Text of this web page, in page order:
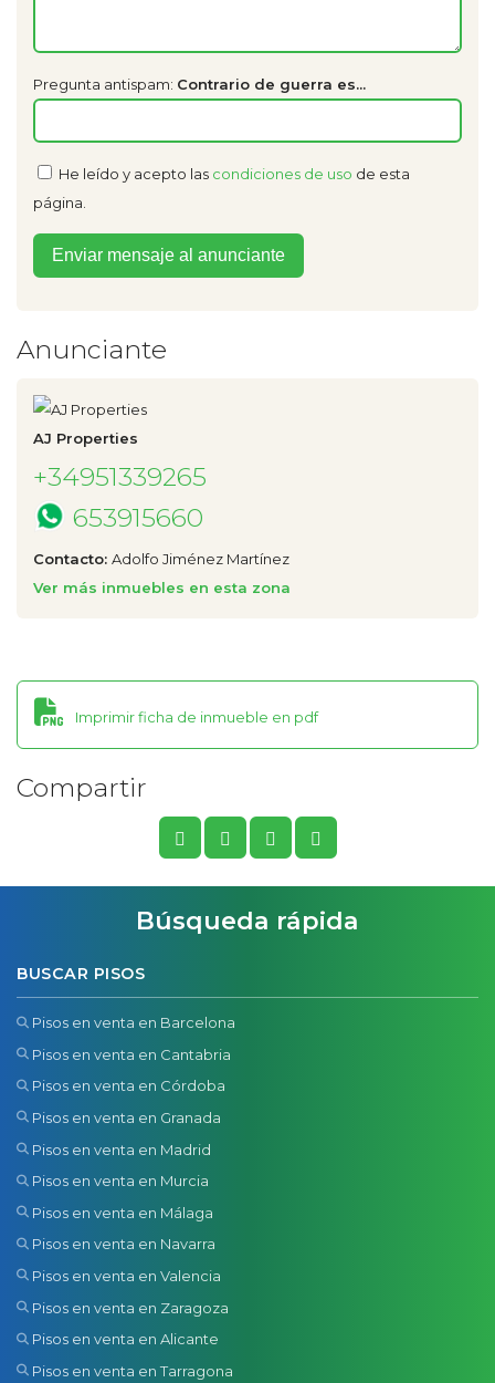
Pregunta antispam: Contrario de guerra es...
He leído y acepto las condiciones de uso de esta
página.
Anunciante
AJ Properties
+34951339265
653915660
Contacto: Adolfo Jiménez Martínez
Ver más inmuebles en esta zona
Imprimir ficha de inmueble en pdf
Compartir
Búsqueda rápida
BUSCAR PISOS
Pisos en venta en Barcelona
Pisos en venta en Cantabria
Pisos en venta en Córdoba
Pisos en venta en Granada
Pisos en venta en Madrid
Pisos en venta en Murcia
Pisos en venta en Málaga
Pisos en venta en Navarra
Pisos en venta en Valencia
Pisos en venta en Zaragoza
Pisos en venta en Alicante
Pisos en venta en Tarragona